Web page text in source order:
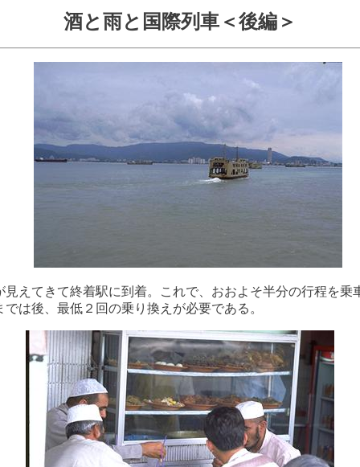
酒と雨と国際列車＜後編＞
見えてきて終着駅に到着。これで、おおよそ半分の行程を乗
では後、最低２回の乗り換えが必要である。